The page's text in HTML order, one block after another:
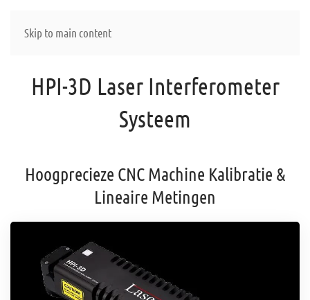
Skip to main content
HPI-3D Laser Interferometer
Systeem
Hoogprecieze CNC Machine Kalibratie &
Lineaire Metingen